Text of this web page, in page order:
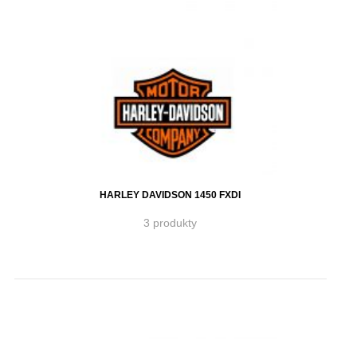
HARLEY DAVIDSON 1450 FXDI
3 produkty